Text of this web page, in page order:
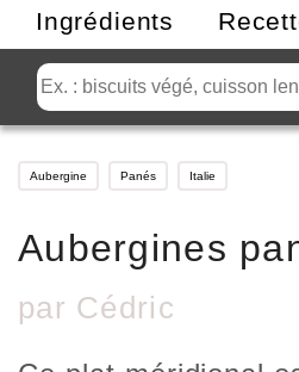
Ingrédients
Aubergine Panés Italie
Aubergines
par Cédric